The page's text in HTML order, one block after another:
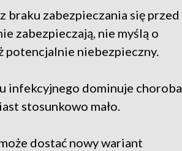
braku zabezpieczania się przed
zabezpieczają, nie myślą o
potencjalnie niebezpieczny.
infekcyjnego dominuje choroba
stosunkowo mało.
dostać nowy wariant